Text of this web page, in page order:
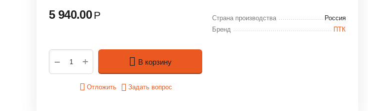
5 940.00 Р
+
− В корзину
Отложить Задать вопрос
Страна производства
Россия
Бренд
ПТК